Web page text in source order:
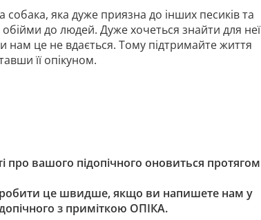
про вашого підопічного оновиться протягом
це швидше, якщо ви напишете нам у
з приміткою ОПІКА.
яка дуже приязна до інших песиків та
до людей. Дуже хочеться знайти для неї
нам це не вдається. Тому підтримайте життя
її опікуном.